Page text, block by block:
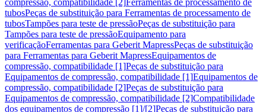
compressão, compatibilidade [2]Ferramentas de processamento de
tubosPeças de substituição para Ferramentas de processamento de
tubosTampões para teste de pressãoPeças de substituição para
Tampões para teste de pressãoEquipamento para
verificaçãoFerramentas para Geberit MapressPeças de substituição
para Ferramentas para Geberit MapressEquipamentos de
compressão, compatibilidade [1]Peças de substituição para
Equipamentos de compressão, compatibilidade [1]Equipamentos de
compressão, compatibilidade [2]Peças de substituição para
Equipamentos de compressão, compatibilidade [2]Compatibilidade
dos equipamentos de compressão [1]/[2]Peças de substituição para